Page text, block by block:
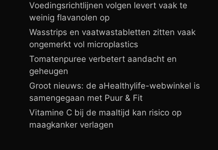
Voedingsrichtlijnen volgen levert vaak te
weinig flavanolen op
Wasstrips en vaatwastabletten zitten vaak
ongemerkt vol microplastics
Tomatenpuree verbetert aandacht en
geheugen
Groot nieuws: de aHealthylife-webwinkel is
samengegaan met Puur & Fit
Vitamine C bij de maaltijd kan risico op
maagkanker verlagen